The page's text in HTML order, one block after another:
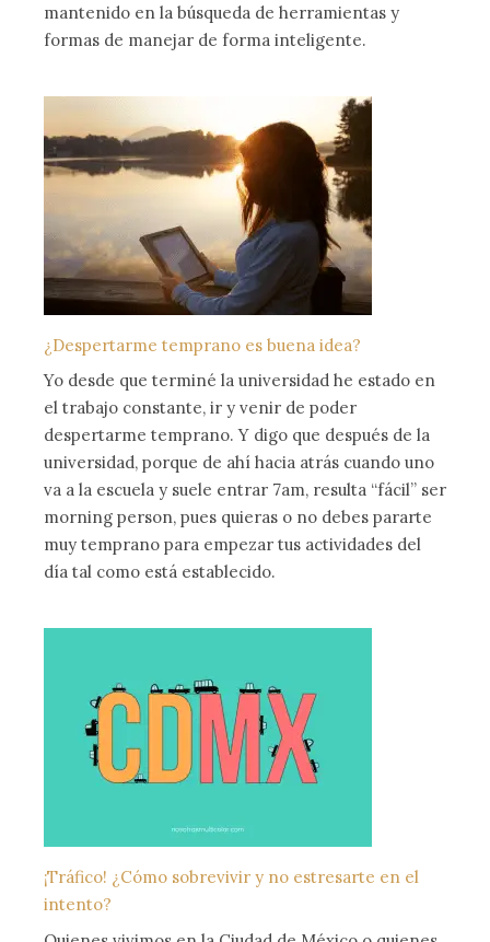
mantenido en la búsqueda de herramientas y
formas de manejar de forma inteligente.
¿Despertarme temprano es buena idea?
Yo desde que terminé la universidad he estado en
el trabajo constante, ir y venir de poder
despertarme temprano. Y digo que después de la
universidad, porque de ahí hacia atrás cuando uno
va a la escuela y suele entrar 7am, resulta “fácil” ser
morning person, pues quieras o no debes pararte
muy temprano para empezar tus actividades del
día tal como está establecido.
¡Tráfico! ¿Cómo sobrevivir y no estresarte en el
intento?